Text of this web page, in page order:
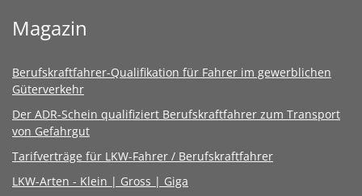
Magazin
Berufskraftfahrer-Qualifikation für Fahrer im gewerblichen
Güterverkehr
Der ADR-Schein qualifiziert Berufskraftfahrer zum Transport
von Gefahrgut
Tarifverträge für LKW-Fahrer / Berufskraftfahrer
LKW-Arten - Klein | Gross | Giga